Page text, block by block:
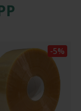
-5%